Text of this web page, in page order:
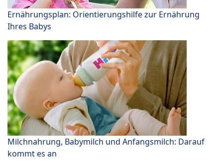
Ernährungsplan: Orientierungshilfe zur Ernährung
Ihres Babys
Milchnahrung, Babymilch und Anfangsmilch: Darauf
kommt es an